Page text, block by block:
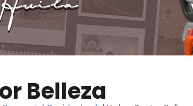
Belleza